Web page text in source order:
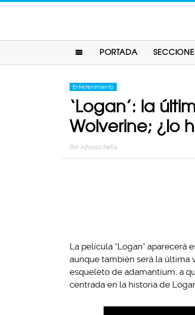
PORTADA
Entretenimiento
‘Logan’: la
Wolverine; ¿lo
Por Alfonso Peña
La película “Logan” aparecerá
aunque también será la última
esqueleto de adamantium, a
centrada en la historia de